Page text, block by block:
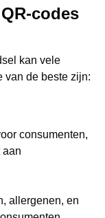
codes
kan vele
van de beste zijn:
consumenten,
aan
allergenen, en